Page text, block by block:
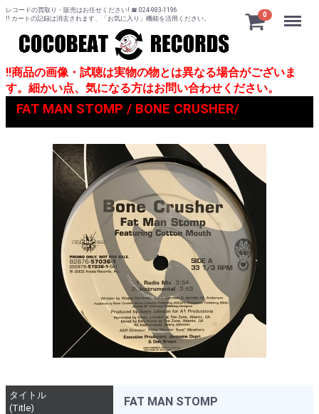
レコードの買取り・販売はお任せください! ☎ 024-983-1196
!! カートの記録は消去されます、「お気に入り」機能を活用ください。
0 Menu
!!商品の画像・試聴は実物の物とは異なる場合がございま
す。細かい点、気になる方はお問い合わせください。
FAT MAN STOMP / BONE CRUSHER/
タイトル
(Title)
FAT MAN STOMP